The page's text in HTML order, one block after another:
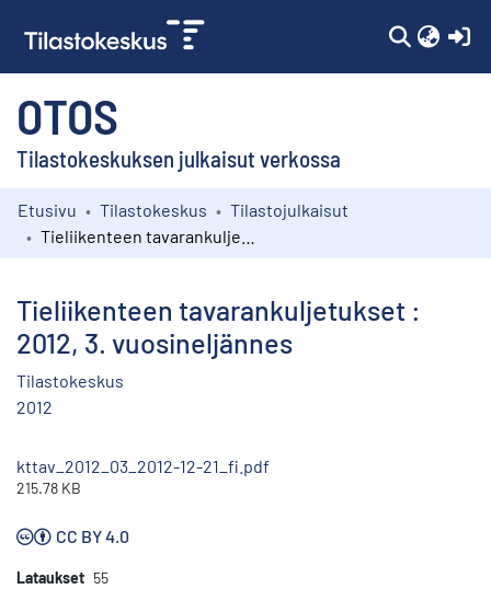
OTOS
Tilastokeskuksen julkaisut verkossa
Kokoelmat
Etusivu Tilastokeskus
Tilastojulkaisut
Tieliikenteen tavarankuljetukset :
2012, 3. vuosineljännes
Tilastokeskus
2012
kttav_2012_03_2012-12-21_fi.pdf
215.78 KB
CC BY 4.0
Lataukset 55